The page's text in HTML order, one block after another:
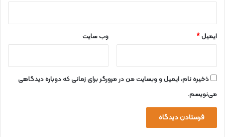
ایمیل* وب‌ سایت
ذخیره نام، ایمیل و وبسایت من در مرورگر برای زمانی که دوباره دیدگاهی
می‌نویسم.